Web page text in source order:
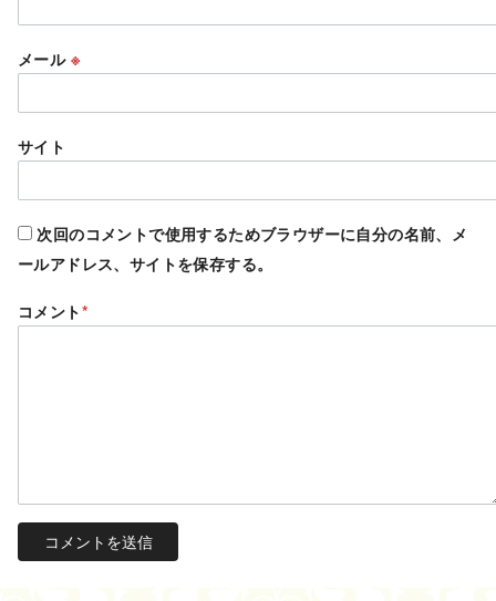
メール ※
サイト
次回のコメントで使用するためブラウザーに自分の名前、メ
ールアドレス、サイトを保存する。
コメント*